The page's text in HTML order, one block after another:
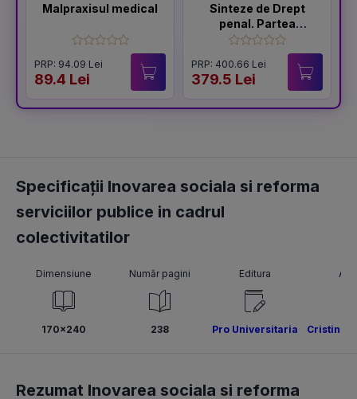
Malpraxisul medical
PRP: 94.09 Lei
89.4 Lei
Sinteze de Drept
penal. Partea
speciala Vol.1 +
Vol.2 (editia a 6-a)
PRP: 400.66 Lei
379.5 Lei
Specificații Inovarea sociala si reforma
serviciilor publice in cadrul
colectivitatilor
Dimensiune
170x240
Număr pagini
238
Editura
Pro Universitaria Cristina
Rezumat Inovarea sociala si reforma